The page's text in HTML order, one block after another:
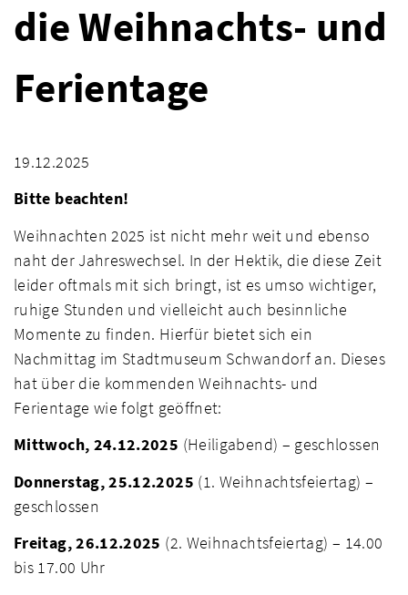
die Weihnachts- und
Ferientage
19.12.2025
Bitte beachten!
Weihnachten 2025 ist nicht mehr weit und ebenso
naht der Jahreswechsel. In der Hektik, die diese Zeit
leider oftmals mit sich bringt, ist es umso wichtiger,
ruhige Stunden und vielleicht auch besinnliche
Momente zu finden. Hierfür bietet sich ein
Nachmittag im Stadtmuseum Schwandorf an. Dieses
hat über die kommenden Weihnachts- und
Ferientage wie folgt geöffnet:
Mittwoch, 24.12.2025 (Heiligabend) – geschlossen
Donnerstag, 25.12.2025 (1. Weihnachtsfeiertag) –
geschlossen
Freitag, 26.12.2025 (2. Weihnachtsfeiertag) – 14.00
bis 17.00 Uhr